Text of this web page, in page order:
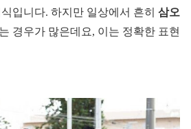
입니다. 하지만 일상에서 흔히 삼오
경우가 많은데요, 이는 정확한 표현